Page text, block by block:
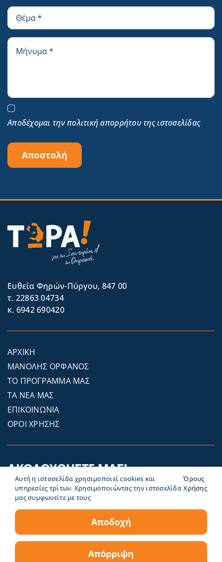
Αποδέχομαι την πολιτική απορρήτου της ιστοσελίδας
Αποστολή
Eυθεία Φηρών-Πύργου, 847 00
τ. 22863 04734
κ. 6942 690420
ΑΡΧΙΚΗ
ΜΑΝΟΛΗΣ ΟΡΦΑΝΟΣ
ΤΟ ΠΡΟΓΡΑΜΜΑ ΜΑΣ
ΤΑ ΝΕΑ ΜΑΣ
ΕΠΙΚΟΙΝΩΝΙΑ
ΟΡΟΙ ΧΡΗΣΗΣ
ΑΚΟΛΟΥΘΗΣΤΕ ΜΑΣ!
Αυτή η ιστοσελίδα χρησιμοποιεί cookies και
υπηρεσίες τρίτων. Χρησιμοποιώντας την ιστοσελίδα
μας συμφωνείτε με τους
Όρους
Χρήσης
Αποδοχή
Απόρριψη